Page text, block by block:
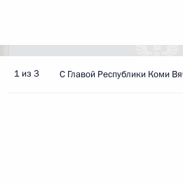
1 из 3 С Главой Республики Коми